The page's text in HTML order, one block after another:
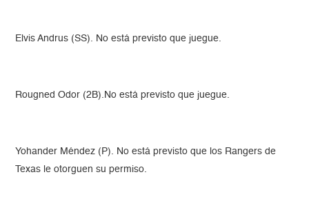
Elvis Andrus (SS). No está previsto que juegue.
Rougned Odor (2B).No está previsto que juegue.
Yohander Méndez (P). No está previsto que los Rangers de
Texas le otorguen su permiso.